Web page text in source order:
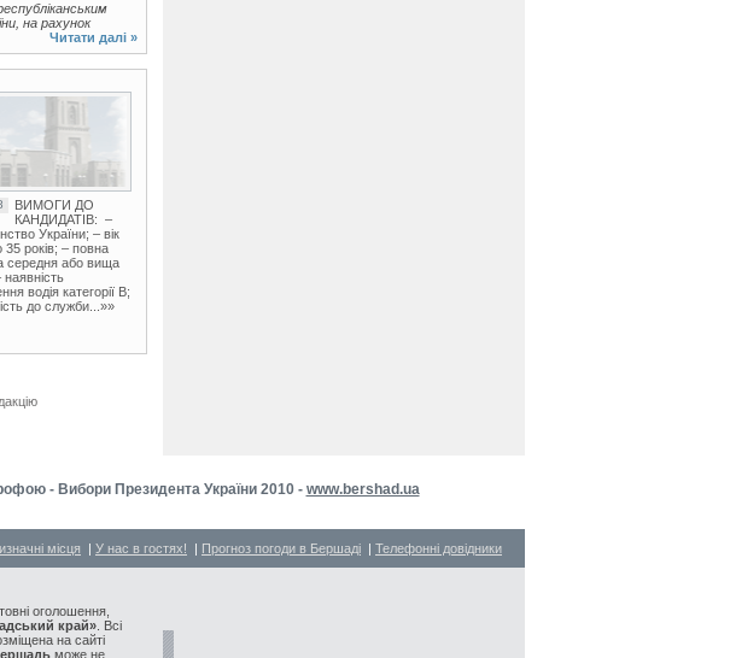
на рахунок
Читати далі »
ВИМОГИ ДО
КАНДИДАТІВ: –
України; – вік
35 років; – повна
середня або вища
наявність
водія категорії В;
до служби...»»
- Вибори Президента України 2010 - www.bershad.ua
місця | У нас в гостях! | Прогноз погоди в Бершаді | Телефонні довідники
оголошення,
край» . Всі
на сайті
може не